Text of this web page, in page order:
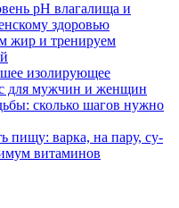
pH влагалища и
здоровью
жир и тренируем
изолирующее
для мужчин и женщин
сколько шагов нужно
пищу: варка, на пару, су-
витаминов